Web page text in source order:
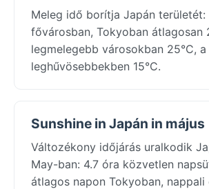
Meleg idő borítja Japán területét:
fővárosban, Tokyoban átlagosan
legmelegebb városokban 25°C, a
leghűvösebbekben 15°C.
Sunshine in Japán in május
Változékony időjárás uralkodik
May-ban: 4.7 óra közvetlen
átlagos napon Tokyoban,